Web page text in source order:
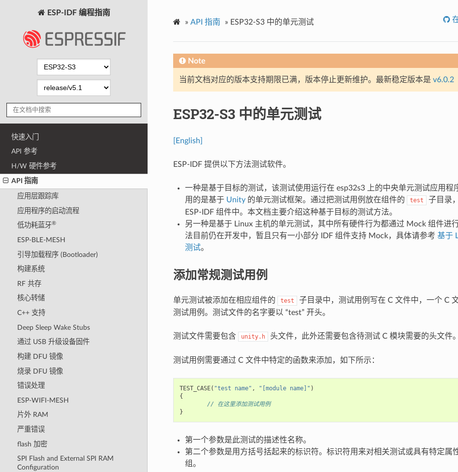
ESP-IDF 编程指南
快速入门
API 参考
H/W 硬件参考
API 指南
应用层跟踪库
应用程序的启动流程
低功耗蓝牙®
ESP-BLE-MESH
引导加载程序 (Bootloader)
构建系统
RF 共存
核心转储
C++ 支持
Deep Sleep Wake Stubs
通过 USB 升级设备固件
构建 DFU 镜像
烧录 DFU 镜像
错误处理
ESP-WIFI-MESH
片外 RAM
严重错误
flash 加密
SPI Flash and External SPI RAM
Configuration
» API 指南 » ESP32-S3 中的单元测试
Note
当前文档对应的版本支持期限已满，版本停止更新维护。最新稳定版本是 v6.0.2
ESP32-S3 中的单元测试
[English]
ESP-IDF 提供以下方法测试软件。
一种是基于目标的测试，该测试使用运行在 esp32s3 上的中央单元测试应用程
用的是基于 Unity的单元测试框架。通过把测试用例放在组件的 test
子目录
ESP-IDF 组件中。本文档主要介绍这种基于目标的测试方法。
另一种是基于 Linux 主机的单元测试，其中所有硬件行为都通过 Mock 组件进
法目前仍在开发中，暂且只有一小部分 IDF 组件支持 Mock，具体请参考 基于
测试。
添加常规测试用例
单元测试被添加在相应组件的 test
子目录中，测试用例写在 C 文件中，一个 C
测试用例。测试文件的名字要以 “test” 开头。
测试文件需要包含 unity.h 头文件，此外还需要包含待测试 C 模块需要的头文件。
测试用例需要通过 C 文件中特定的函数来添加，如下所示：
TEST_CASE( "test name" , "[module name]" )
{
// 在这里添加测试用例
}
第一个参数是此测试的描述性名称。
第二个参数是用方括号括起来的标识符。标识符用来对相关测试或具有特定属
组。